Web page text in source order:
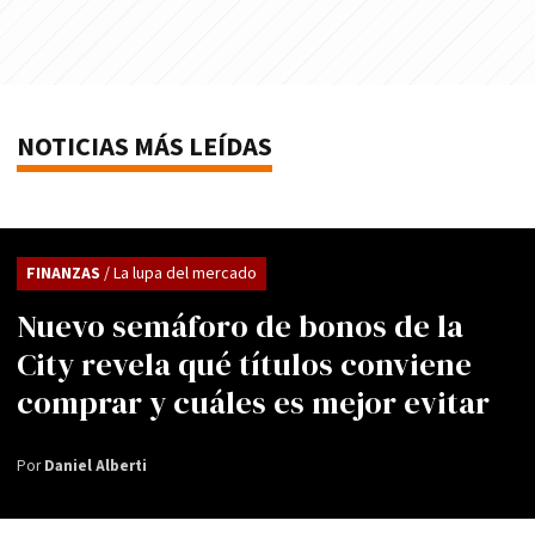
NOTICIAS MÁS LEÍDAS
Nuevo semáforo de bonos de la
City revela qué títulos conviene
comprar y cuáles es mejor evitar
FINANZAS / La lupa del mercado
PorDaniel Alberti